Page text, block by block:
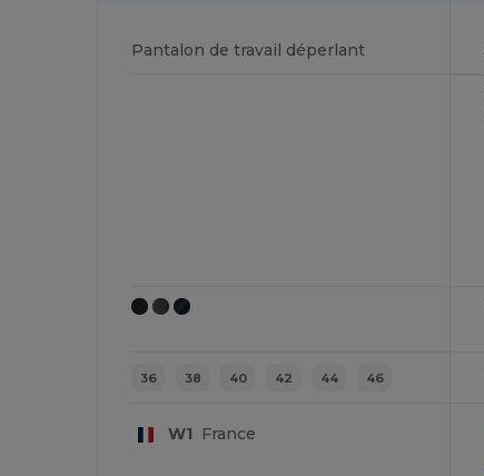
Pantalon de travail déperlant
36 38 40 42 44 46
W1 France